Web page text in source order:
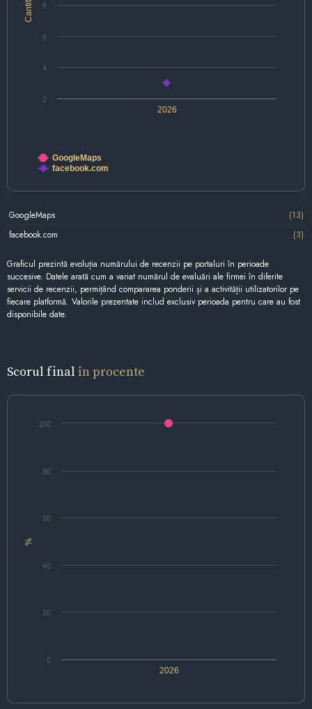
2026
2
4
6
8
GoogleMaps
facebook.com
GoogleMaps
(13)
facebook.com
(3)
Graficul prezintă evoluția numărului de recenzii pe portaluri în perioade
succesive. Datele arată cum a variat numărul de evaluări ale firmei în diferite
servicii de recenzii, permițând compararea ponderii și a activității utilizatorilor pe
fiecare platformă. Valorile prezentate includ exclusiv perioada pentru care au fost
disponibile date.
Scorul final în procente
%
2026
0
20
40
60
80
100